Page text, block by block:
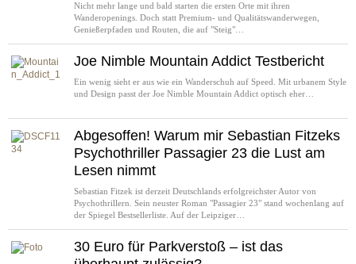
Nicht mehr lange und bald starten die ersten Orte mit ihren
Wanderopenings. Doch statt Premium- und Qualitätswanderwegen,
Genießerpfaden und Routen, die auf "Steig"…
Joe Nimble Mountain Addict Testbericht
Ein wenig sieht er aus wie ein Wanderschuh auf Speed. Mit urbanem Style
und Design passt der Joe Nimble Mountain Addict optisch eher…
Abgesoffen! Warum mir Sebastian Fitzeks
Psychothriller Passagier 23 die Lust am
Lesen nimmt
Sebastian Fitzek ist derzeit Deutschlands erfolgreichster Autor von
Psychothrillern. Sein neuster Roman "Passagier 23" stand wochenlang auf
der Spiegel Bestsellerliste. Auf der Leipziger…
30 Euro für Parkverstoß – ist das